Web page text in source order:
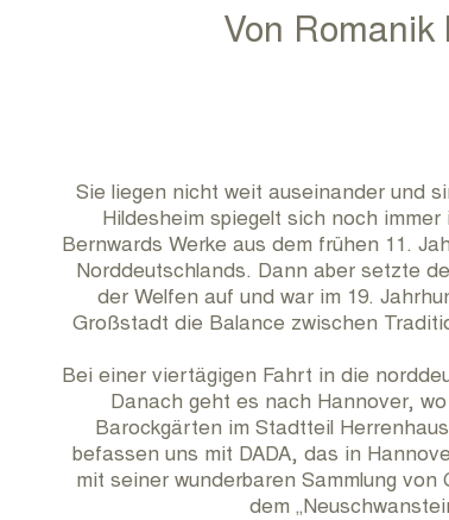
Von
Sie liegen nicht weit auseinander und
Hildesheim spiegelt sich noch
Bernwards Werke aus dem frühen 11.
Norddeutschlands. Dann aber setzte
der Welfen auf und war im 19.
Großstadt die Balance zwischen
Bei einer viertägigen Fahrt in die
Danach geht es nach Hannover,
Barockgärten im Stadtteil
befassen uns mit DADA, das in
mit seiner wunderbaren Sammlung
dem